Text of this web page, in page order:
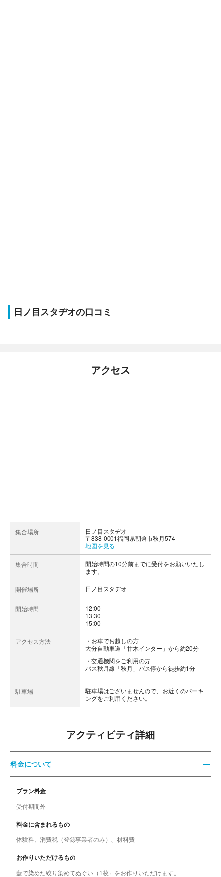
日ノ目スタヂオの口コミ
アクセス
集合場所
日ノ目スタヂオ
〒838-0001福岡県朝倉市秋月574
地図を見る
集合時間
開始時間の10分前までに受付をお願いいたし
ます。
開催場所 日ノ目スタヂオ
開始時間
12:00
13:30
15:00
アクセス方法
お車でお越しの方
大分自動車道「甘木インター」から約20分
交通機関をご利用の方
バス秋月線「秋月」バス停から徒歩約1分
駐車場
駐車場はございませんので、お近くのパーキ
ングをご利用ください。
アクティビティ詳細
料金について
プラン料金
受付期間外
料金に含まれるもの
体験料、消費税（登録事業者のみ）、材料費
お作りいただけるもの
藍で染めた絞り染めてぬぐい（1枚）をお作りいただけます。